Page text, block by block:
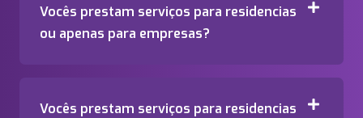
Vocês prestam serviços para residencias
ou apenas para empresas?
Vocês prestam serviços para residencias